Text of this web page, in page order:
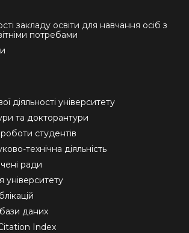
закладу освіти для навчання осіб з
потребами
діяльності університету
та докторантури
студентів
технічна діяльність
ради
університету
даних
Index